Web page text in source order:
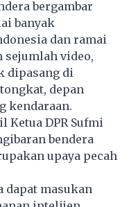
bergambar
banyak
dan ramai
sejumlah video,
dipasang di
depan
kendaraan.
Ketua DPR Sufmi
bendera
upaya pecah
dapat masukan